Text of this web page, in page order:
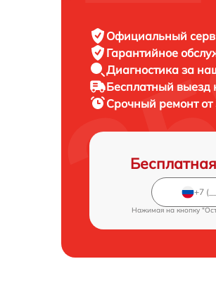
Официальный
Гарантийное
Диагностика за
Бесплатный выезд
Срочный ремонт
Нажимая на кнопку